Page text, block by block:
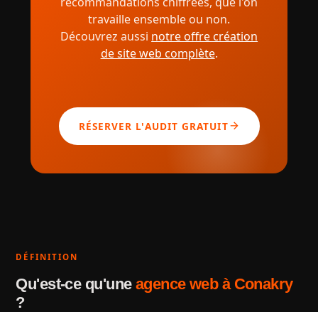
grandes structures et plus structurés qu'un
freelance isolé. Vous obtenez le meilleur des
deux mondes.
travaille ensemble ou non.
Découvrez aussi notre offre création
de site web complète.
RÉSERVER L'AUDIT GRATUITarrow_forward
DÉFINITION
Qu'est-ce qu'une agence web à Conakry
?